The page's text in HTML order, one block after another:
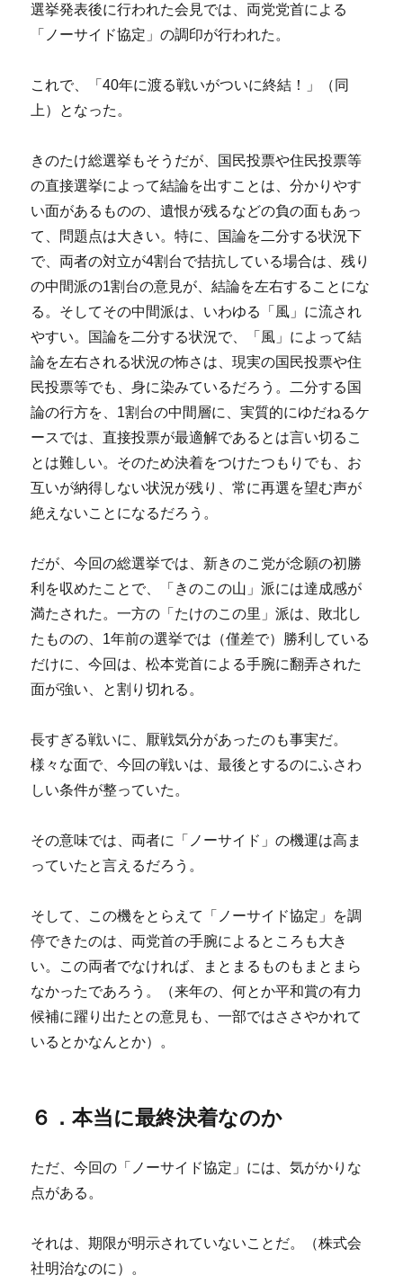
選挙発表後に行われた会見では、両党党首による
「ノーサイド協定」の調印が行われた。
これで、「40年に渡る戦いがついに終結！」（同
上）となった。
きのたけ総選挙もそうだが、国民投票や住民投票等
の直接選挙によって結論を出すことは、分かりやす
い面があるものの、遺恨が残るなどの負の面もあっ
て、問題点は大きい。特に、国論を二分する状況下
で、両者の対立が4割台で拮抗している場合は、残り
の中間派の1割台の意見が、結論を左右することにな
る。そしてその中間派は、いわゆる「風」に流され
やすい。国論を二分する状況で、「風」によって結
論を左右される状況の怖さは、現実の国民投票や住
民投票等でも、身に染みているだろう。二分する国
論の行方を、1割台の中間層に、実質的にゆだねるケ
ースでは、直接投票が最適解であるとは言い切るこ
とは難しい。そのため決着をつけたつもりでも、お
互いが納得しない状況が残り、常に再選を望む声が
絶えないことになるだろう。
だが、今回の総選挙では、新きのこ党が念願の初勝
利を収めたことで、「きのこの山」派には達成感が
満たされた。一方の「たけのこの里」派は、敗北し
たものの、1年前の選挙では（僅差で）勝利している
だけに、今回は、松本党首による手腕に翻弄された
面が強い、と割り切れる。
長すぎる戦いに、厭戦気分があったのも事実だ。
様々な面で、今回の戦いは、最後とするのにふさわ
しい条件が整っていた。
その意味では、両者に「ノーサイド」の機運は高ま
っていたと言えるだろう。
そして、この機をとらえて「ノーサイド協定」を調
停できたのは、両党首の手腕によるところも大き
い。この両者でなければ、まとまるものもまとまら
なかったであろう。（来年の、何とか平和賞の有力
候補に躍り出たとの意見も、一部ではささやかれて
いるとかなんとか）。
６．本当に最終決着なのか
ただ、今回の「ノーサイド協定」には、気がかりな
点がある。
それは、期限が明示されていないことだ。（株式会
社明治なのに）。